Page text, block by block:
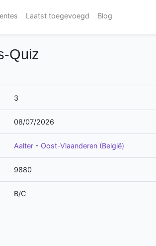
Laatst toegevoegd Blog
Quiz
3
08/07/2026
Aalter - Oost-Vlaanderen (België)
9880
B/C